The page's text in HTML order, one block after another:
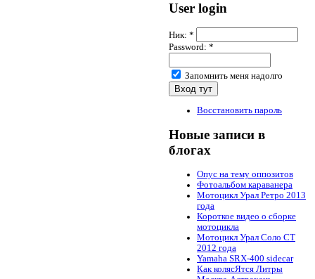
User login
Ник: *
Password: *
Запомнить меня надолго
Восстановить пароль
Новые записи в
блогах
Опус на тему оппозитов
Фотоальбом караванера
Мотоцикл Урал Ретро 2013
года
Короткое видео о сборке
мотоцикла
Мотоцикл Урал Соло СТ
2012 года
Yamaha SRX-400 sidecar
Как колясЯтся Литры